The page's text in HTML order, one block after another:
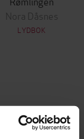
Nora Dåsnes
LYDBOK